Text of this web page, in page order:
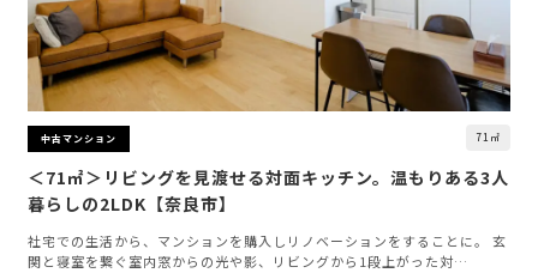
中古マンション 71㎡
＜71㎡＞リビングを見渡せる対面キッチン。温もりある3人
暮らしの2LDK【奈良市】
社宅での生活から、マンションを購入しリノベーションをすることに。 玄
関と寝室を繋ぐ室内窓からの光や影、リビングから1段上がった対…